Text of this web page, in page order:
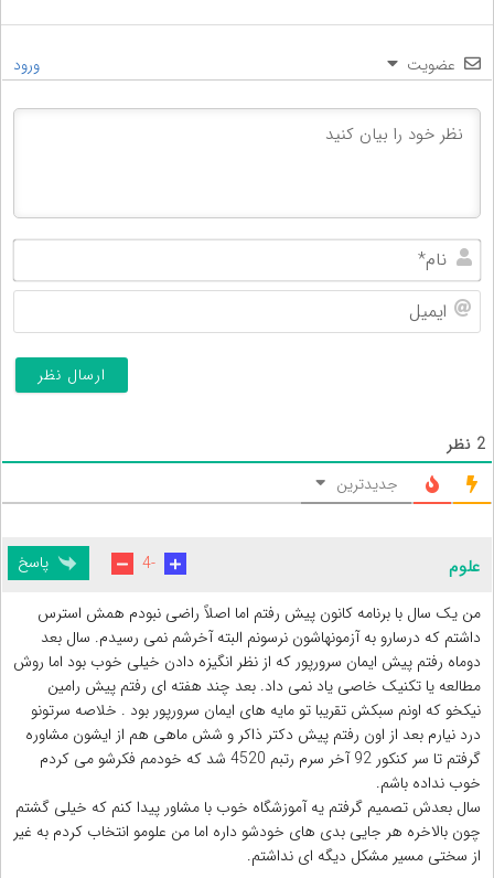
عضویت ورود
2 نظر
جدیدترین
علوم
من یک سال با برنامه کانون پیش رفتم اما اصلاً راضی نبودم همش استرس
داشتم که درسارو به آزمونهاشون نرسونم البته آخرشم نمی رسیدم. سال بعد
دوماه رفتم پیش ایمان سرورپور که از نظر انگیزه دادن خیلی خوب بود اما روش
مطالعه یا تکنیک خاصی یاد نمی داد. بعد چند هفته ای رفتم پیش رامین
نیکخو که اونم سبکش تقریبا تو مایه های ایمان سرورپور بود . خلاصه سرتونو
درد نیارم بعد از اون رفتم پیش دکتر ذاکر و شش ماهی هم از ایشون مشاوره
گرفتم تا سر کنکور 92 آخر سرم رتبم 4520 شد که خودمم فکرشو می کردم
خوب نداده باشم.
سال بعدش تصمیم گرفتم یه آموزشگاه خوب با مشاور پیدا کنم که خیلی گشتم
چون بالاخره هر جایی بدی های خودشو داره اما من علومو انتخاب کردم به غیر
از سختی مسیر مشکل دیگه ای نداشتم.
-4 پاسخ